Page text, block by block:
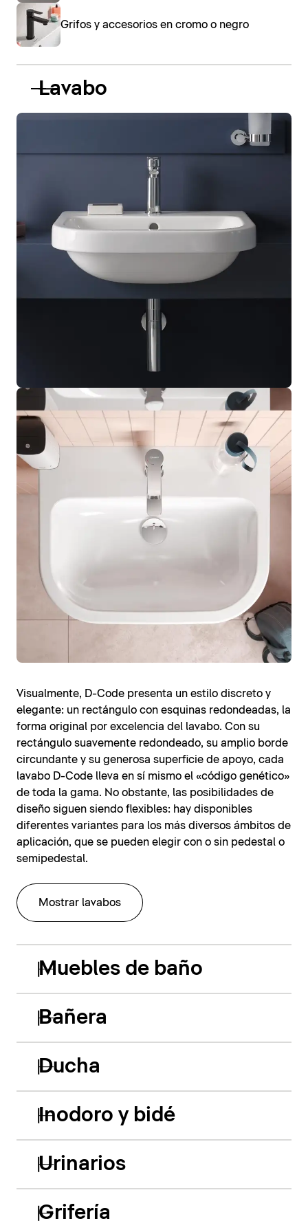
Grifos y accesorios en cromo o negro
Lavabo
Visualmente, D-Code presenta un estilo discreto y
elegante: un rectángulo con esquinas redondeadas, la
forma original por excelencia del lavabo. Con su
rectángulo suavemente redondeado, su amplio borde
circundante y su generosa superficie de apoyo, cada
lavabo D-Code lleva en sí mismo el «código genético»
de toda la gama. No obstante, las posibilidades de
diseño siguen siendo flexibles: hay disponibles
diferentes variantes para los más diversos ámbitos de
aplicación, que se pueden elegir con o sin pedestal o
semipedestal.
Mostrar lavabos
Muebles de baño
Bañera
Ducha
Inodoro y bidé
Urinarios
Grifería